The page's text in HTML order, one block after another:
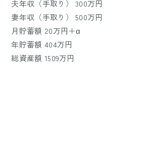
夫年収（手取り） 300万円
妻年収（手取り） 500万円
月貯蓄額 20万円＋α
年貯蓄額 404万円
総資産額 1509万円